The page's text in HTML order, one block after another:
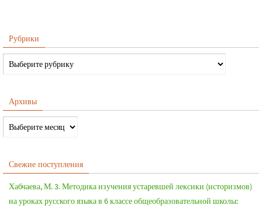
Рубрики
Архивы
Свежие поступления
Хабчаева, М. 3. Методика изучения устаревшей лексики (историзмов)
на уроках русского языка в 6 классе общеобразовательной школы: